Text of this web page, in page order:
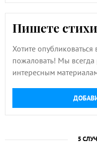
Пишете
Хотите
пожаловать! Мы
интересным
5